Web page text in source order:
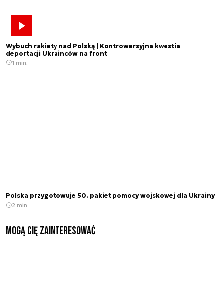
Wybuch rakiety nad Polską | Kontrowersyjna kwestia
deportacji Ukrainców na front
1 min.
Polska przygotowuje 50. pakiet pomocy wojskowej dla Ukrainy
2 min.
Mogą Cię zainteresować